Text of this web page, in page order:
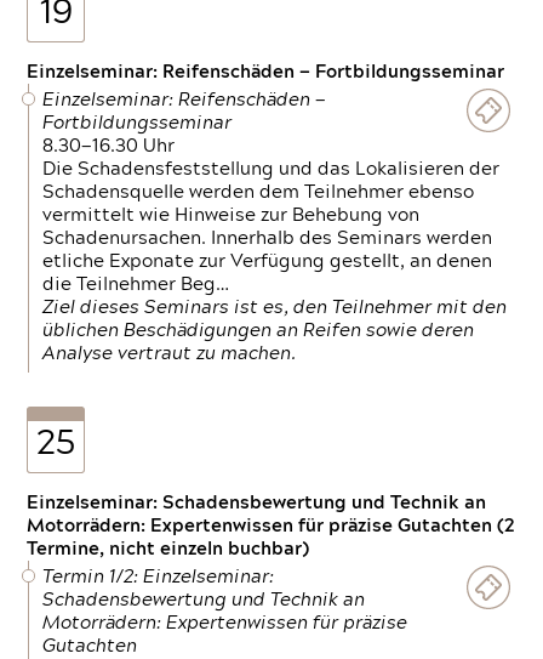
19
Einzelseminar: Reifenschäden — Fortbildungsseminar
Einzelseminar: Reifenschäden —
Fortbildungsseminar
8.30—16.30 Uhr
Die Schadensfeststellung und das Lokalisieren der
Schadensquelle werden dem Teilnehmer ebenso
vermittelt wie Hinweise zur Behebung von
Schadenursachen. Innerhalb des Seminars werden
etliche Exponate zur Verfügung gestellt, an denen
die Teilnehmer Beg…
Ziel dieses Seminars ist es, den Teilnehmer mit den
üblichen Beschädigungen an Reifen sowie deren
Analyse vertraut zu machen.
25
Einzelseminar: Schadensbewertung und Technik an
Motorrädern: Expertenwissen für präzise Gutachten (2
Termine, nicht einzeln buchbar)
Termin 1/2: Einzelseminar:
Schadensbewertung und Technik an
Motorrädern: Expertenwissen für präzise
Gutachten